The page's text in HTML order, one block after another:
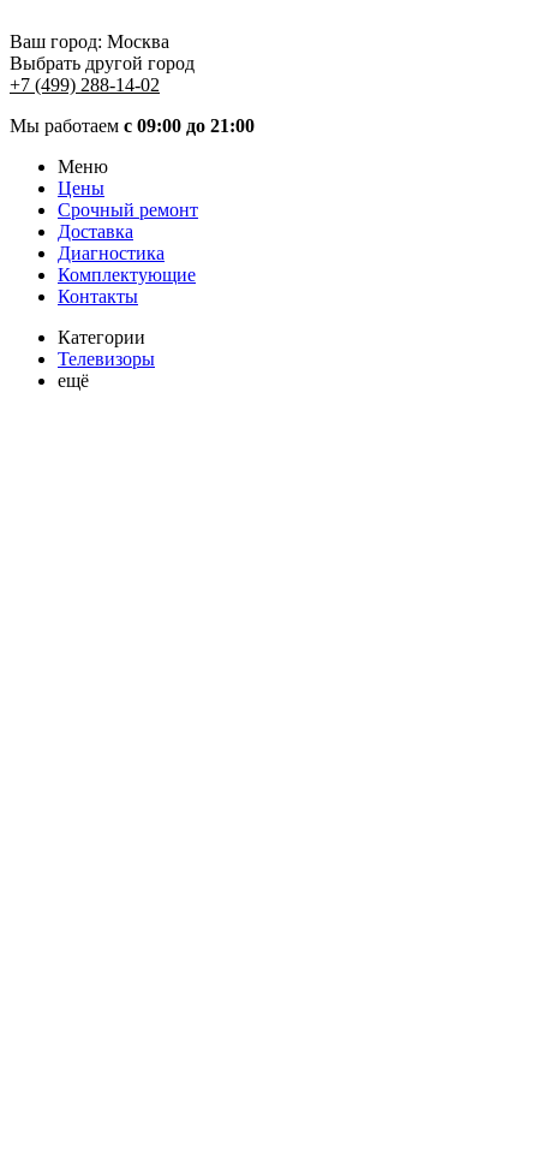
Ваш город: Москва
Выбрать другой город
+7 (499) 288-14-02
Мы работаем с 09:00 до 21:00
Меню
Цены
Срочный ремонт
Доставка
Диагностика
Комплектующие
Контакты
Категории
Телевизоры
ещё